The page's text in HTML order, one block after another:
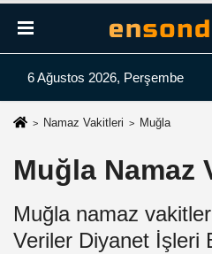
6 Ağustos 2026, Perşembe
Namaz Vakitleri Muğla
Muğla Namaz
Muğla namaz
Veriler Diyanet İşleri